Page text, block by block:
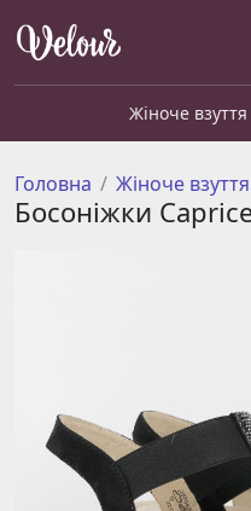
Жіноче взуття
Головна Жіноче взуття
Босоніжки